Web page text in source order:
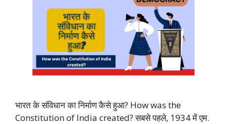
भारत के संविधान का निर्माण कैसे हुआ? How was the
Constitution of India created? सबसे पहले, 1934 में एम.